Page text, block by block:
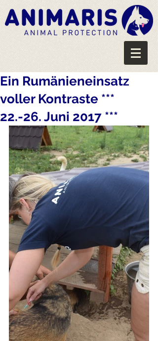
Ein Rumänieneinsatz
voller Kontraste ***
22.-26. Juni 2017 ***